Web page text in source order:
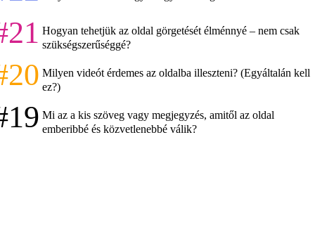
Hogyan tehetjük az oldal görgetését élménnyé – nem csak
szükségszerűséggé?
Milyen videót érdemes az oldalba illeszteni? (Egyáltalán kell
ez?)
Mi az a kis szöveg vagy megjegyzés, amitől az oldal
emberibbé és közvetlenebbé válik?